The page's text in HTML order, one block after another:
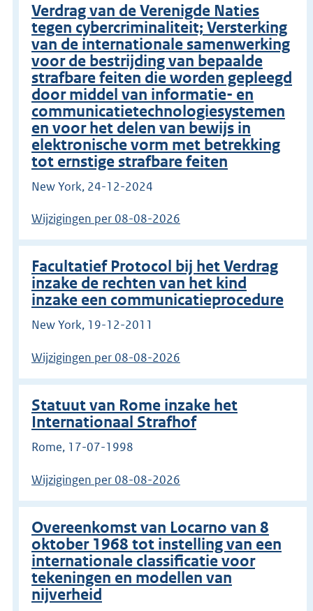
Verdrag van de Verenigde Naties
tegen cybercriminaliteit; Versterking
van de internationale samenwerking
voor de bestrijding van bepaalde
strafbare feiten die worden gepleegd
door middel van informatie- en
communicatietechnologiesystemen
en voor het delen van bewijs in
elektronische vorm met betrekking
tot ernstige strafbare feiten
New York, 24-12-2024
Wijzigingen per 08-08-2026
Facultatief Protocol bij het Verdrag
inzake de rechten van het kind
inzake een communicatieprocedure
New York, 19-12-2011
Wijzigingen per 08-08-2026
Statuut van Rome inzake het
Internationaal Strafhof
Rome, 17-07-1998
Wijzigingen per 08-08-2026
Overeenkomst van Locarno van 8
oktober 1968 tot instelling van een
internationale classificatie voor
tekeningen en modellen van
nijverheid